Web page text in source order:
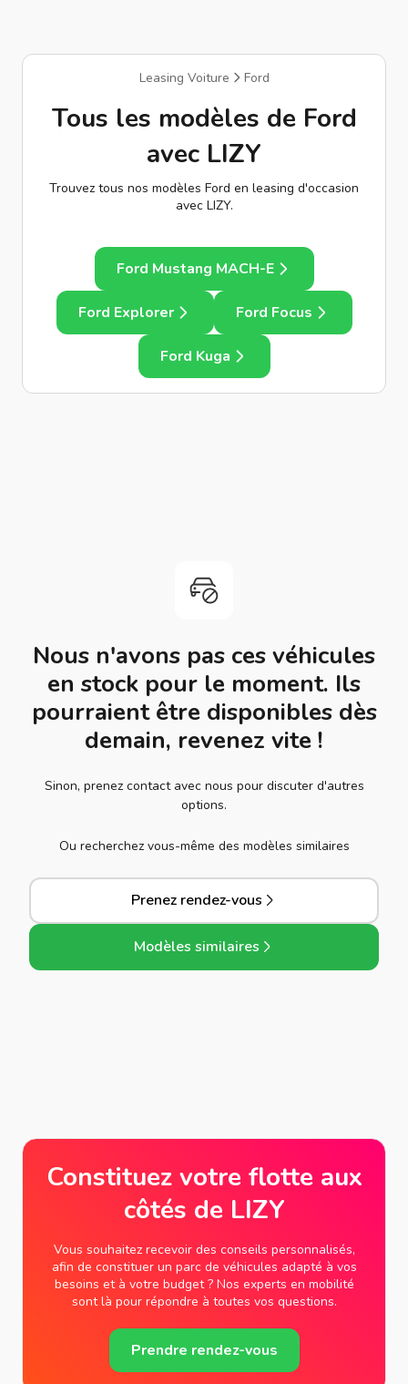
Leasing Voiture Ford
Tous les modèles de Ford
avec LIZY
Trouvez tous nos modèles Ford en leasing d'occasion
avec LIZY.
Ford Mustang MACH-E
Ford Explorer Ford Focus
Ford Kuga
Nous n'avons pas ces véhicules
en stock pour le moment. Ils
pourraient être disponibles dès
demain, revenez vite !
Sinon, prenez contact avec nous pour discuter d'autres
options.
Ou recherchez vous-même des modèles similaires
Prenez rendez-vous
Modèles similaires
Constituez votre flotte aux
côtés de LIZY
Vous souhaitez recevoir des conseils personnalisés,
afin de constituer un parc de véhicules adapté à vos
besoins et à votre budget ? Nos experts en mobilité
sont là pour répondre à toutes vos questions.
Prendre rendez-vous